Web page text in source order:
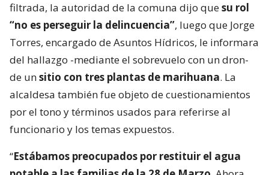
filtrada, la autoridad de la comuna dijo quesu rol
“no es perseguir la delincuencia”, luego que Jorge
Torres, encargado de Asuntos Hídricos, le informara
del hallazgo -mediante el sobrevuelo con un dron-
de unsitio con tres plantas de marihuana. La
alcaldesa también fue objeto de cuestionamientos
por el tono y términos usados para referirse al
funcionario y los temas expuestos.
“Estábamos preocupados por restituir el agua